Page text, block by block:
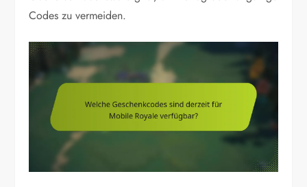
Codes zu vermeiden.